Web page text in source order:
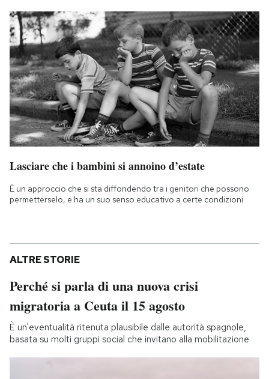
Lasciare che i bambini si annoino d’estate
È un approccio che si sta diffondendo tra i genitori che possono
permetterselo, e ha un suo senso educativo a certe condizioni
ALTRE STORIE
Perché si parla di una nuova crisi
migratoria a Ceuta il 15 agosto
È un'eventualità ritenuta plausibile dalle autorità spagnole,
basata su molti gruppi social che invitano alla mobilitazione